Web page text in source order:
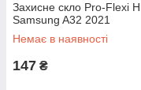
Захисне скло Pro-Flexi
Samsung A32 2021
Немає в наявності
147 ₴